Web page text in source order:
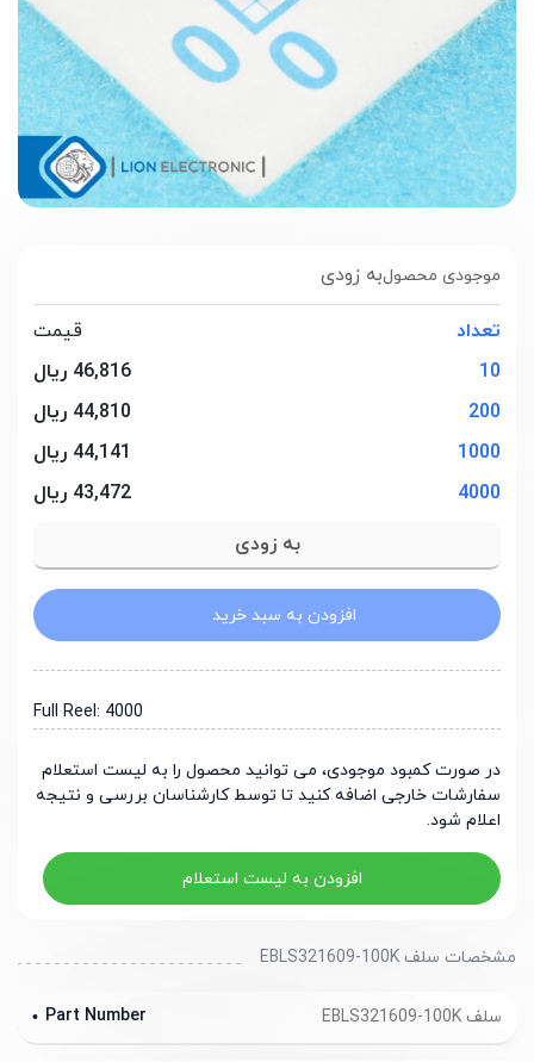
به زودیموجودی محصول
تعداد
قیمت
10
46,816 ریال
200
44,810 ریال
1000
44,141 ریال
4000
43,472 ریال
افزودن به سبد خرید
Full Reel: 4000
در صورت کمبود موجودی، می توانید محصول را به لیست استعلام
سفارشات خارجی اضافه کنید تا توسط کارشناسان بررسی و نتیجه
اعلام شود.
افزودن به لیست استعلام
مشخصات سلف EBLS321609-100K
سلف EBLS321609-100K Part Number